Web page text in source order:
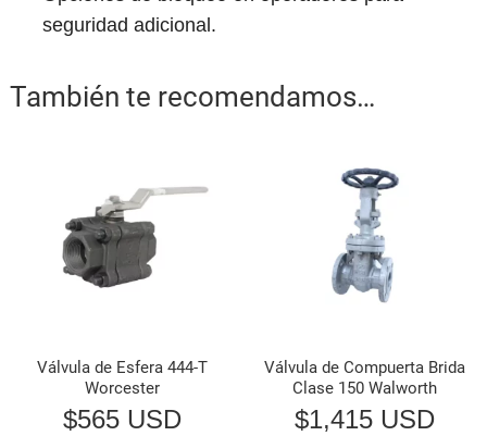
seguridad adicional.
También te recomendamos…
Válvula de Esfera 444-T
Worcester
$565 USD
Válvula de Compuerta Brida
Clase 150 Walworth
$1,415 USD